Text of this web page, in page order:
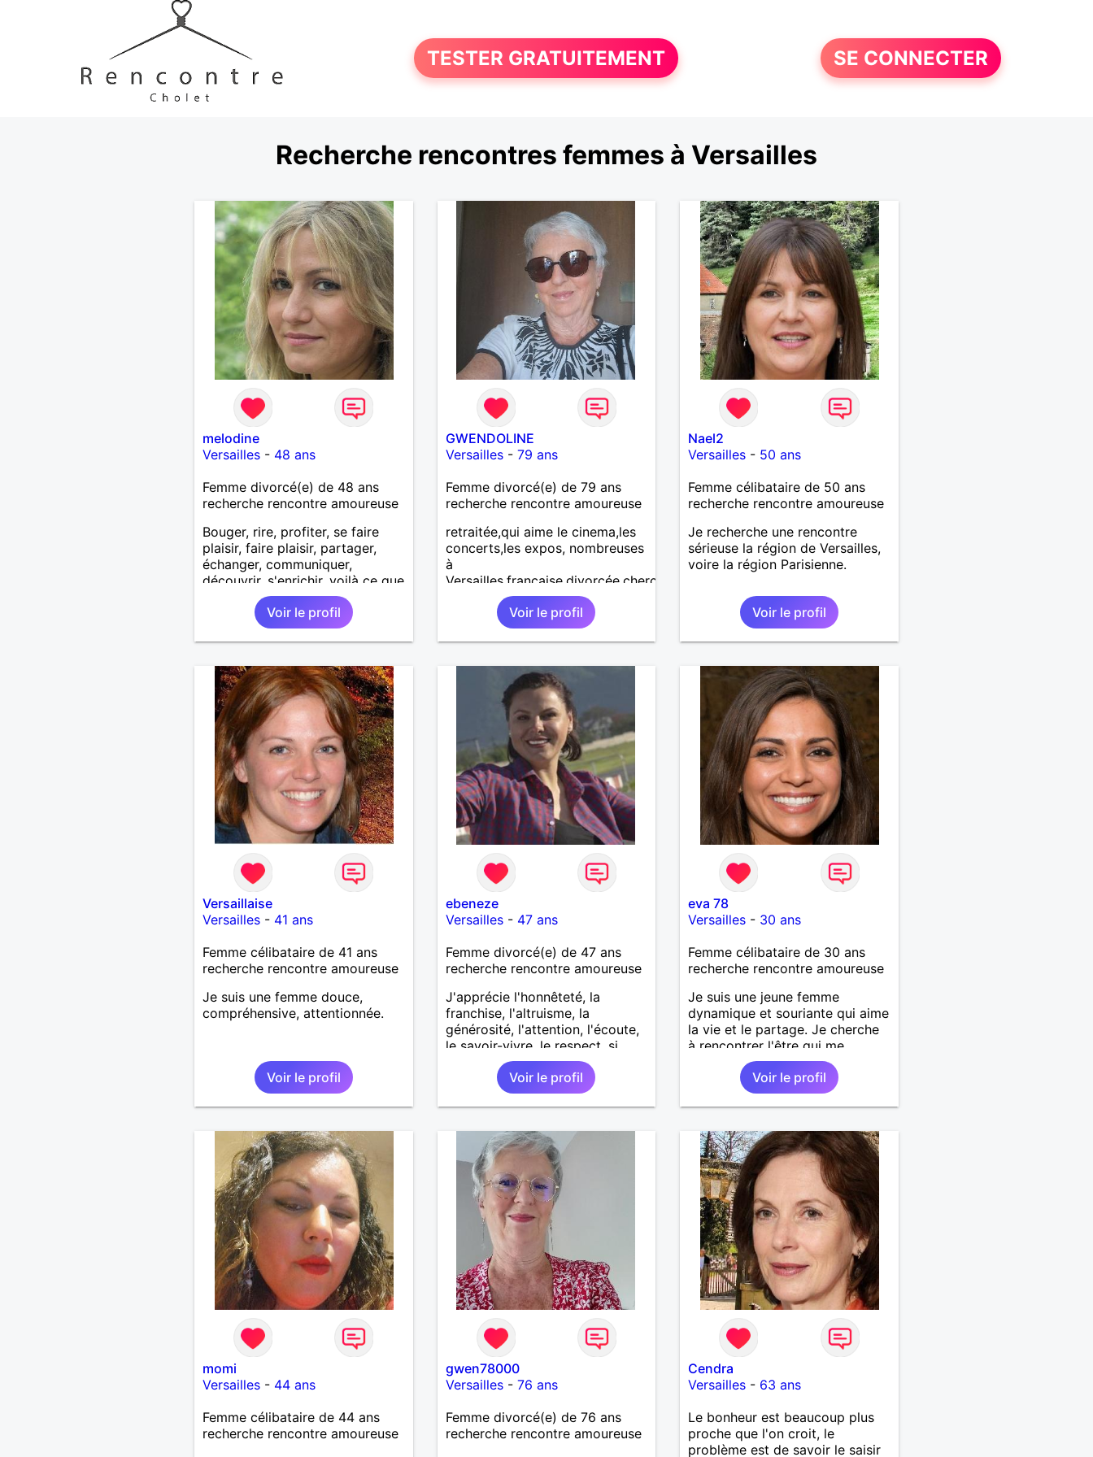
TESTER GRATUITEMENT SE CONNECTER
Recherche rencontres femmes à Versailles
melodine
Versailles- 48 ans
Femme divorcé(e) de 48 ans
recherche rencontre amoureuse
Bouger, rire, profiter, se faire
plaisir, faire plaisir, partager,
échanger, communiquer,
découvrir, s'enrichir, voilà ce que
j'aime en quelques mots.
Voir le profil
GWENDOLINE
Versailles- 79 ans
Femme divorcé(e) de 79 ans
recherche rencontre amoureuse
retraitée,qui aime le cinema,les
concerts,les expos, nombreuses
à
Versailles.française,divorcée,cherche
Amitié,et peut etre un
Compagnon.Voir le profil
Nael2
Versailles - 50 ans
Femme célibataire de 50 ans
recherche rencontre amoureuse
Je recherche une rencontre
sérieuse la région de Versailles,
voire la région Parisienne.
Voir le profil
Versaillaise
Versailles- 41 ans
Femme célibataire de 41 ans
recherche rencontre amoureuse
Je suis une femme douce,
compréhensive, attentionnée.
Voir le profil
ebeneze
Versailles- 47 ans
Femme divorcé(e) de 47 ans
recherche rencontre amoureuse
J'apprécie l'honnêteté, la
franchise, l'altruisme, la
générosité, l'attention, l'écoute,
le savoir-vivre, le respect, si
vous vous reconnaissez
contactez-moi!Voir le profil
eva 78
Versailles - 30 ans
Femme célibataire de 30 ans
recherche rencontre amoureuse
Je suis une jeune femme
dynamique et souriante qui aime
la vie et le partage. Je cherche
à rencontrer l'être qui me
ressemble.
Voir le profil
momi
Versailles- 44 ans
Femme célibataire de 44 ans
recherche rencontre amoureuse
gwen78000
Versailles- 76 ans
Femme divorcé(e) de 76 ans
recherche rencontre amoureuse
Cendra
Versailles - 63 ans
Le bonheur est beaucoup plus
proche que l'on croit, le
problème est de savoir le saisir